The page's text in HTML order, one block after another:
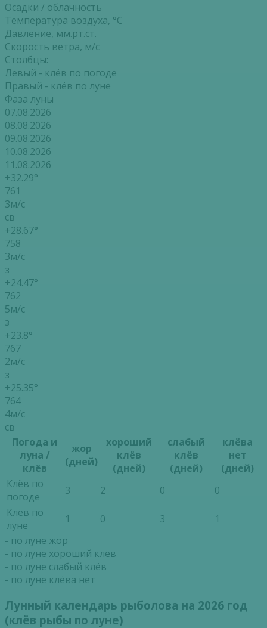
Осадки / облачность
Температура воздуха, °С
Давление, мм.рт.ст.
Скорость ветра, м/с
Столбцы:
Левый - клёв по погоде
Правый - клёв по луне
Фаза луны
07.08.2026
08.08.2026
09.08.2026
10.08.2026
11.08.2026
+32.29°
761
3м/с
св
+28.67°
758
3м/с
з
+24.47°
762
5м/с
з
+23.8°
767
2м/с
з
+25.35°
764
4м/с
св
Погода и
луна /
клёв
жор
(дней)
хороший
клёв
(дней)
слабый
клёв
(дней)
клёва
нет
(дней)
Клёв по
погоде
3 2 0
0
Клёв по
луне
1 0 3
1
- по луне жор
- по луне хороший клёв
- по луне слабый клёв
- по луне клёва нет
Лунный календарь рыболова на 2026 год
(клёв рыбы по луне)